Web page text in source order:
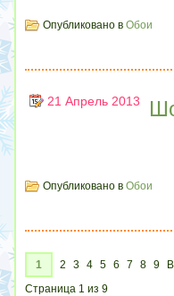
Опубликовано в Обои
21 Апрель 2013
Опубликовано в Обои
1 2 3 4 5 6 7 8 9
Страница 1 из 9